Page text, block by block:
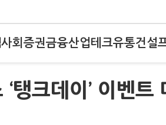
사회 증권금융산업테크유통건설
크데이’ 이벤트